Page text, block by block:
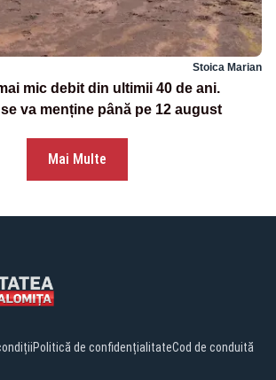
Stoica Marian
mic debit din ultimii 40 de ani.
se va menține până pe 12 august
Mai Multe
Politică de confidențialitateCod de conduită